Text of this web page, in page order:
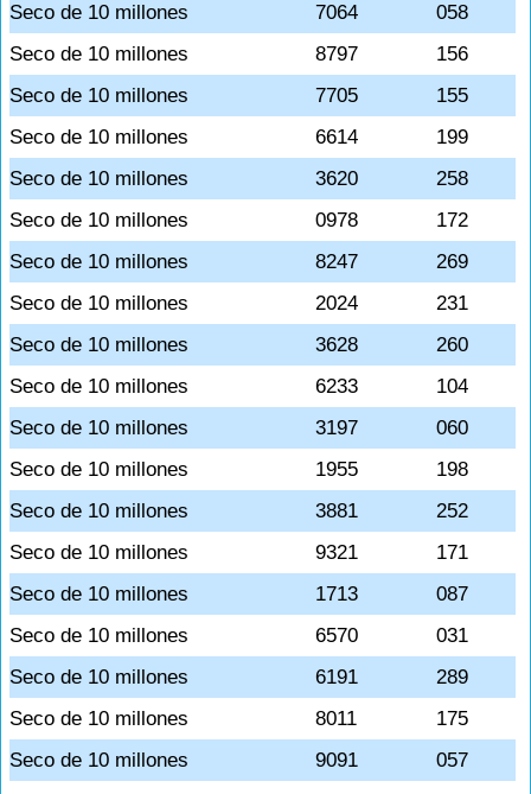
Seco de 10 millones
7064
058
Seco de 10 millones
8797
156
Seco de 10 millones
7705
155
Seco de 10 millones
6614
199
Seco de 10 millones
3620
258
Seco de 10 millones
0978
172
Seco de 10 millones
8247
269
Seco de 10 millones
2024
231
Seco de 10 millones
3628
260
Seco de 10 millones
6233
104
Seco de 10 millones
3197
060
Seco de 10 millones
1955
198
Seco de 10 millones
3881
252
Seco de 10 millones
9321
171
Seco de 10 millones
1713
087
Seco de 10 millones
6570
031
Seco de 10 millones
6191
289
Seco de 10 millones
8011
175
Seco de 10 millones
9091 057